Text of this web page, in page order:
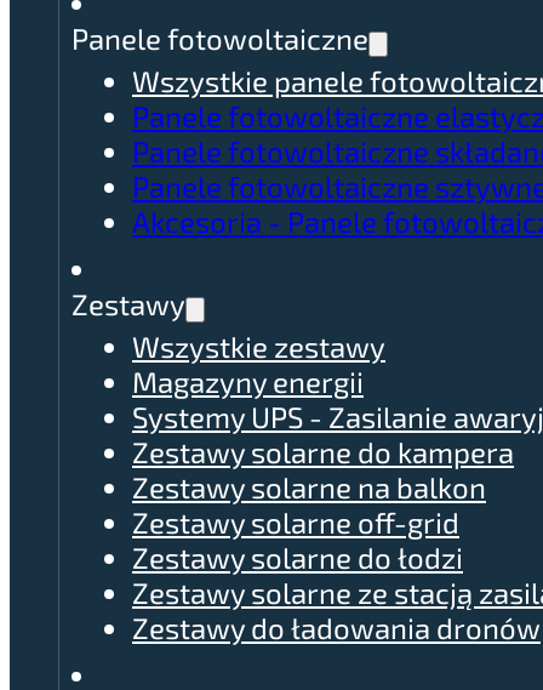
Panele fotowoltaiczne
Wszystkie panele
Panele fotowoltaiczne
Panele fotowoltaiczne
Panele fotowoltaiczne
Akcesoria - Panele
Zestawy
Wszystkie zestawy
Magazyny energii
Systemy UPS - Zasilanie
Zestawy solarne do kampera
Zestawy solarne na balkon
Zestawy solarne off-grid
Zestawy solarne do łodzi
Zestawy solarne ze stacją
Zestawy do ładowania dronów